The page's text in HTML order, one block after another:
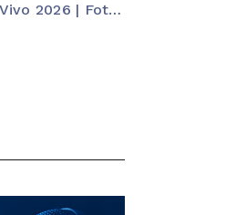
Magdalena en Vivo 2026 | Fotos de los conciertos en Santander – Onda Marina